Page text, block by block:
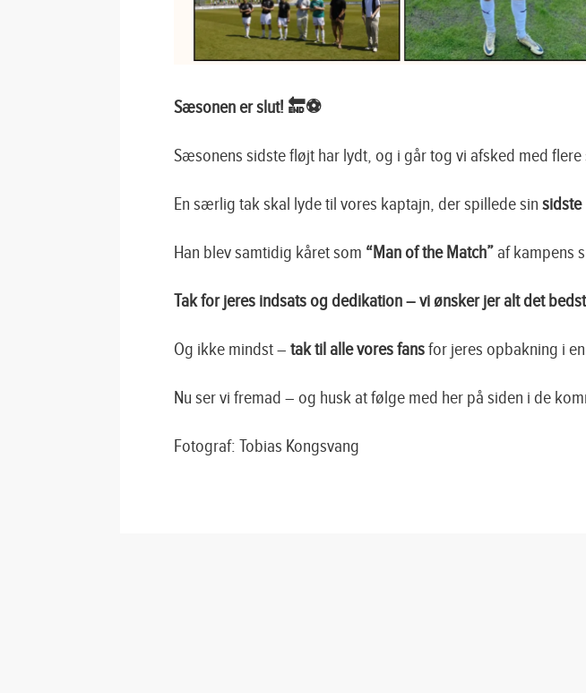
Sæsonen er slut! 🔚⚽
Sæsonens sidste fløjt har lydt, og i går tog vi afsked med
En særlig tak skal lyde til vores kaptajn, der spillede sin
Han blev samtidig kåret som “Man of the Match” af kampens
Tak for jeres indsats og dedikation – vi ønsker jer alt det
Og ikke mindst –tak til alle vores fansfor jeres opbakning i
Nu ser vi fremad – og husk at følge med her på siden i de
Fotograf: Tobias Kongsvang